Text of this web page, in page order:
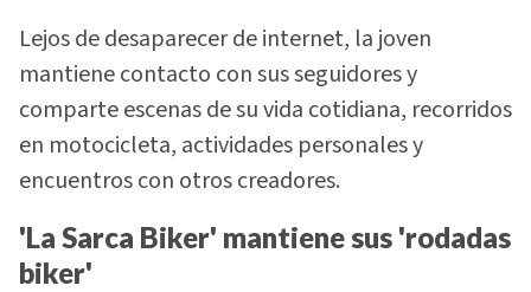
Lejos de desaparecer de internet, la joven
mantiene contacto con sus seguidores y
comparte escenas de su vida cotidiana, recorridos
en motocicleta, actividades personales y
encuentros con otros creadores.
'La Sarca Biker' mantiene sus 'rodadas
biker'